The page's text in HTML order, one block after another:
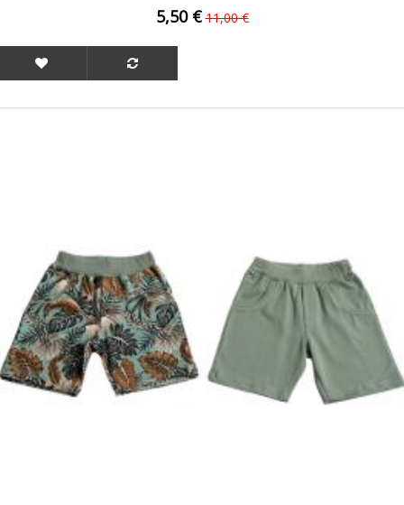
5,50 € 11,00 €